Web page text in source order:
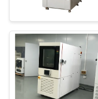
ΜΕ
ΖΗΤΉΣΤΕ
ΈΝΑ
ΑΠΌΣΠΑΣΜΑ